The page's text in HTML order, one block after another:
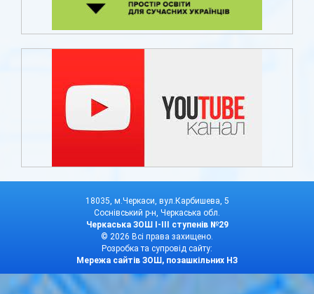
18035, м.Черкаси, вул.Карбишева, 5
Соснівський р-н, Черкаська обл.
Черкаська ЗОШ І-ІІІ ступенів №29
© 2026 Всі права захищено.
Розробка та супровід сайту:
Мережа сайтів ЗОШ, позашкільних НЗ